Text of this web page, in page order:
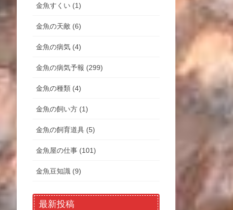
金魚すくい (1)
金魚の天敵 (6)
金魚の病気 (4)
金魚の病気予報 (299)
金魚の種類 (4)
金魚の飼い方 (1)
金魚の飼育道具 (5)
金魚屋の仕事 (101)
金魚豆知識 (9)
最新投稿